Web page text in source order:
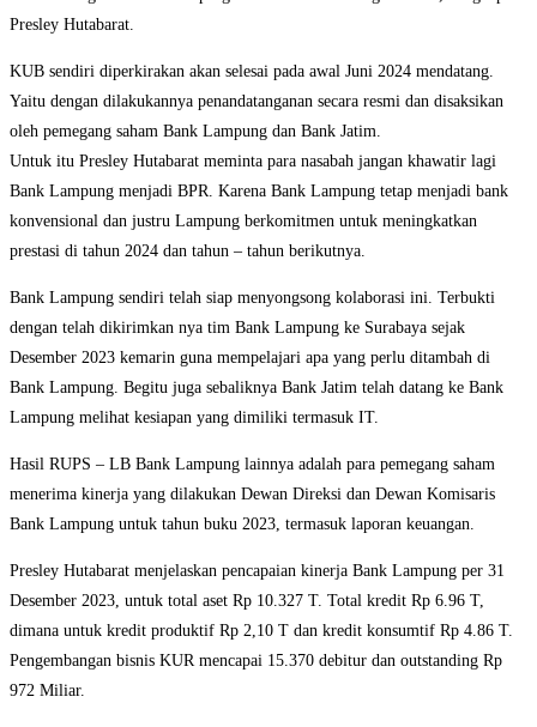
Presley Hutabarat.
KUB sendiri diperkirakan akan selesai pada awal Juni 2024 mendatang.
Yaitu dengan dilakukannya penandatanganan secara resmi dan disaksikan
oleh pemegang saham Bank Lampung dan Bank Jatim.
Untuk itu Presley Hutabarat meminta para nasabah jangan khawatir lagi
Bank Lampung menjadi BPR. Karena Bank Lampung tetap menjadi bank
konvensional dan justru Lampung berkomitmen untuk meningkatkan
prestasi di tahun 2024 dan tahun – tahun berikutnya.
Bank Lampung sendiri telah siap menyongsong kolaborasi ini. Terbukti
dengan telah dikirimkan nya tim Bank Lampung ke Surabaya sejak
Desember 2023 kemarin guna mempelajari apa yang perlu ditambah di
Bank Lampung. Begitu juga sebaliknya Bank Jatim telah datang ke Bank
Lampung melihat kesiapan yang dimiliki termasuk IT.
Hasil RUPS – LB Bank Lampung lainnya adalah para pemegang saham
menerima kinerja yang dilakukan Dewan Direksi dan Dewan Komisaris
Bank Lampung untuk tahun buku 2023, termasuk laporan keuangan.
Presley Hutabarat menjelaskan pencapaian kinerja Bank Lampung per 31
Desember 2023, untuk total aset Rp 10.327 T. Total kredit Rp 6.96 T,
dimana untuk kredit produktif Rp 2,10 T dan kredit konsumtif Rp 4.86 T.
Pengembangan bisnis KUR mencapai 15.370 debitur dan outstanding Rp
972 Miliar.